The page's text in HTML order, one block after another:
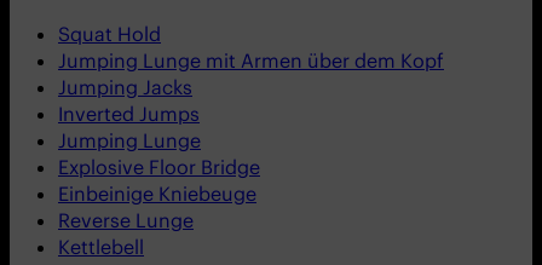
Squat Hold
Jumping Lunge mit Armen über dem Kopf
Jumping Jacks
Inverted Jumps
Jumping Lunge
Explosive Floor Bridge
Einbeinige Kniebeuge
Reverse Lunge
Kettlebell